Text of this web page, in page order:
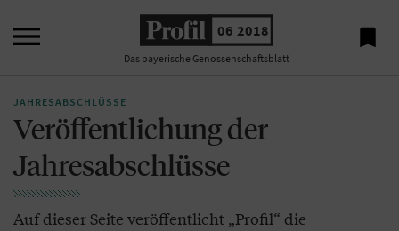
 06 2018
Das bayerische Genossenschaftsblatt

JAHRESABSCHLÜSSE
Veröffentlichung der
Jahresabschlüsse
Auf dieser Seite veröffentlicht „Profil“ die